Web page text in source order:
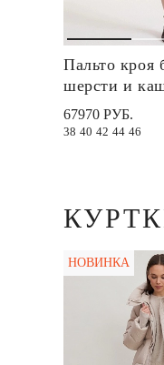
Пальто кроя
шерсти и
67970 РУБ.
38 40 42 44 46
НОВИНКА